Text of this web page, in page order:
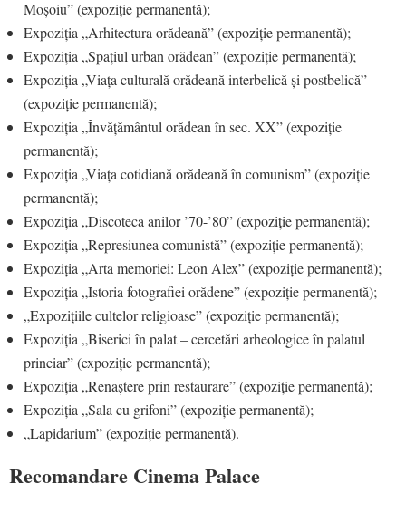
Moșoiu” (expoziție permanentă);
Expoziția „Arhitectura orădeană” (expoziție permanentă);
Expoziția „Spațiul urban orădean” (expoziție permanentă);
Expoziția „Viața culturală orădeană interbelică și postbelică”
(expoziție permanentă);
Expoziția „Învățământul orădean în sec. XX” (expoziție
permanentă);
Expoziția „Viața cotidiană orădeană în comunism” (expoziție
permanentă);
Expoziția „Discoteca anilor ’70-’80” (expoziție permanentă);
Expoziția „Represiunea comunistă” (expoziție permanentă);
Expoziția „Arta memoriei: Leon Alex” (expoziție permanentă);
Expoziția „Istoria fotografiei orădene” (expoziție permanentă);
„Expozițiile cultelor religioase” (expoziție permanentă);
Expoziția „Biserici în palat – cercetări arheologice în palatul
princiar” (expoziție permanentă);
Expoziția „Renaștere prin restaurare” (expoziție permanentă);
Expoziția „Sala cu grifoni” (expoziție permanentă);
„Lapidarium” (expoziție permanentă).
Recomandare Cinema Palace